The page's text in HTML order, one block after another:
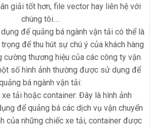
giải tốt hơn, file vector hay liên hệ với
chúng tôi….
để quảng bá ngành vận tải có thể là
để thu hút sự chú ý của khách hàng
cường thương hiệu của các công ty vận
số hình ảnh thường được sử dụng để
bá ngành vận tải:
tải hoặc container: Đây là hình ảnh
để quảng bá các dịch vụ vận chuyển
của những chiếc xe tải, container được